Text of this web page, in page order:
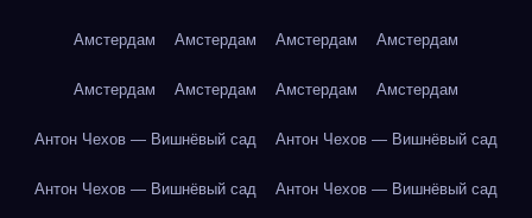
Амстердам Амстердам Амстердам Амстердам
Амстердам Амстердам Амстердам Амстердам
Антон Чехов — Вишнёвый сад Антон Чехов — Вишнёвый сад
Антон Чехов — Вишнёвый сад Антон Чехов — Вишнёвый сад